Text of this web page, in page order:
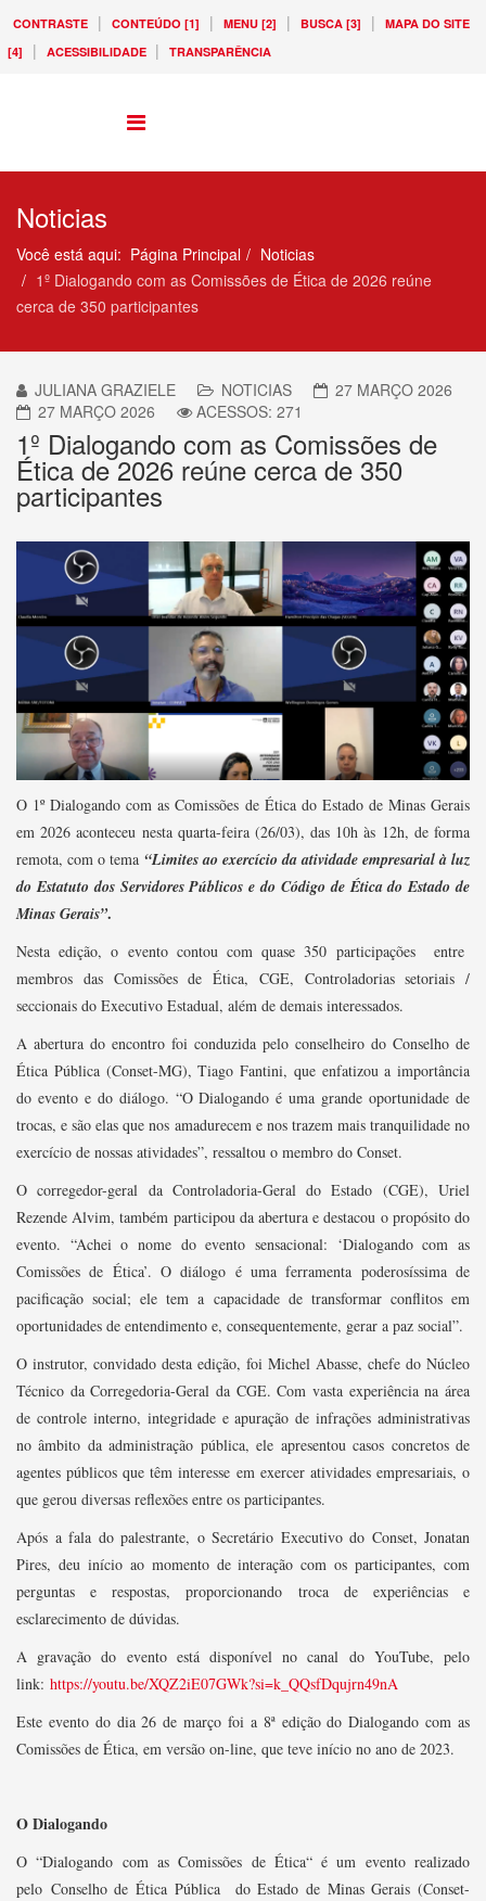
CONTRASTE | CONTEÚDO [1] | MENU [2] | BUSCA [3] |
MAPA DO SITE
[4]
| ACESSIBILIDADE | TRANSPARÊNCIA
Noticias
Você está aqui: Página Principal
Noticias
1º Dialogando com as Comissões de Ética de 2026 reúne
cerca de 350 participantes
JULIANA GRAZIELE NOTICIAS
27 MARÇO 2026
27 MARÇO 2026
ACESSOS: 271
1º Dialogando com as Comissões de
Ética de 2026 reúne cerca de 350
participantes
O 1º Dialogando com as Comissões de Ética do Estado de Minas Gerais
em 2026 aconteceu nesta quarta-feira (26/03), das 10h às 12h, de forma
remota, com o tema “Limites ao exercício da atividade empresarial à luz
do Estatuto dos Servidores Públicos e do Código de Ética do Estado de
Minas Gerais”.
Nesta edição, o evento contou com quase 350 participações entre
membros das Comissões de Ética, CGE, Controladorias setoriais /
seccionais do Executivo Estadual, além de demais interessados.
A abertura do encontro foi conduzida pelo conselheiro do Conselho de
Ética Pública (Conset-MG), Tiago Fantini, que enfatizou a importância
do evento e do diálogo. “O Dialogando é uma grande oportunidade de
trocas, e são elas que nos amadurecem e nos trazem mais tranquilidade no
exercício de nossas atividades”, ressaltou o membro do Conset.
O corregedor-geral da Controladoria-Geral do Estado (CGE), Uriel
Rezende Alvim, também participou da abertura e destacou o propósito do
evento. “Achei o nome do evento sensacional: ‘Dialogando com as
Comissões de Ética’. O diálogo é uma ferramenta poderosíssima de
pacificação social; ele tem a capacidade de transformar conflitos em
oportunidades de entendimento e, consequentemente, gerar a paz social”.
O instrutor, convidado desta edição, foi Michel Abasse, chefe do Núcleo
Técnico da Corregedoria-Geral da CGE. Com vasta experiência na área
de controle interno, integridade e apuração de infrações administrativas
no âmbito da administração pública, ele apresentou casos concretos de
agentes públicos que têm interesse em exercer atividades empresariais, o
que gerou diversas reflexões entre os participantes.
Após a fala do palestrante, o Secretário Executivo do Conset, Jonatan
Pires, deu início ao momento de interação com os participantes, com
perguntas e respostas, proporcionando troca de experiências e
esclarecimento de dúvidas.
A gravação do evento está disponível no canal do YouTube, pelo
link: https://youtu.be/XQZ2iE07GWk?si=k_QQsfDqujrn49nA
Este evento do dia 26 de março foi a 8ª edição do Dialogando com as
Comissões de Ética, em versão on-line, que teve início no ano de 2023.
O Dialogando
O “Dialogando com as Comissões de Ética“ é um evento realizado
pelo Conselho de Ética Pública do Estado de Minas Gerais (Conset-